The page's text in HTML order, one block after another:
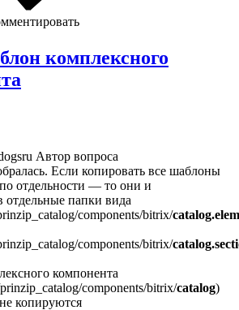
комплексного
Автор вопроса
Если копировать все шаблоны
отдельности — то они и
отдельные папки вида
components/bitrix/
components/bitrix/
компонента
components/bitrix/catalog)
копируются